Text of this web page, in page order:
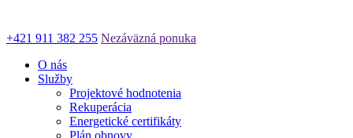
+421 911 382 255 Nezáväzná ponuka
O nás
Služby
Projektové hodnotenia
Rekuperácia
Energetické certifikáty
Plán obnovy